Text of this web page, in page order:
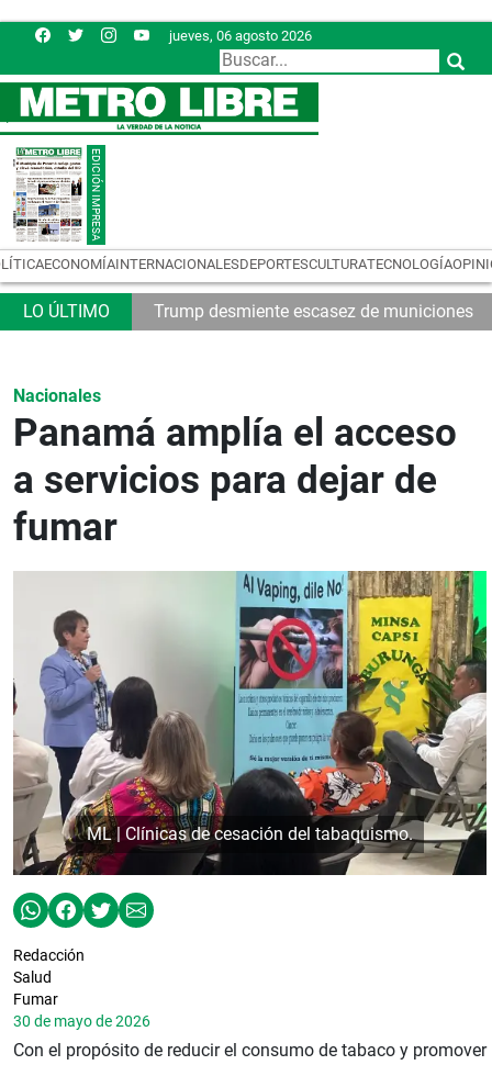
jueves, 06 agosto 2026
ECONOMÍAINTERNACIONALESDEPORTESCULTURATECNOLOGÍA
Trump desmiente escasez de municiones
Nacionales
Panamá amplía el acceso
a servicios para dejar de
fumar
ML | Clínicas de cesación del tabaquismo.
Redacción
Salud
Fumar
30 de mayo de 2026
Con el propósito de reducir el consumo de tabaco y promover